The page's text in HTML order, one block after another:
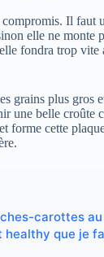
compromis. Il faut
elle ne monte
fondra trop vite
grains plus gros
une belle croûte
forme cette
carottes au
healthy que je